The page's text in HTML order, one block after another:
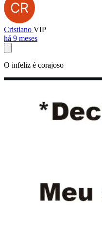
Cristiano VIP
há 9 meses
O infeliz é corajoso